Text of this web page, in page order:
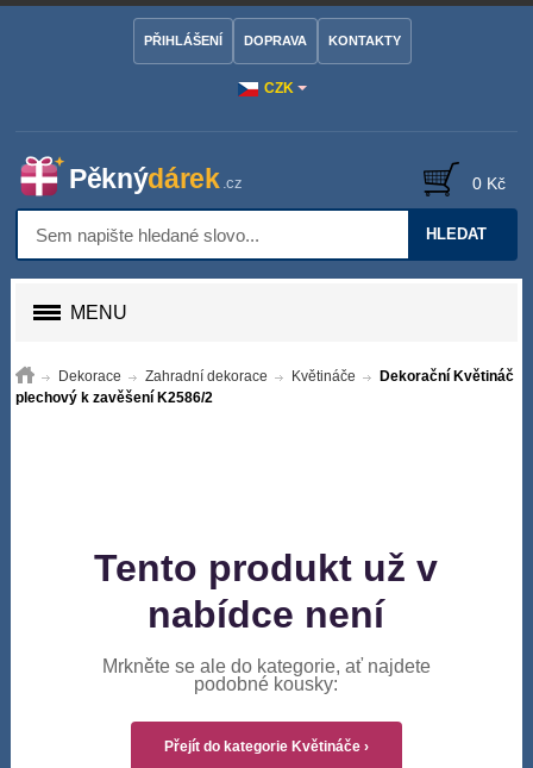
CZK
PŘIHLÁŠENÍ DOPRAVA KONTAKTY
HLEDAT
0 Kč
MENU
Dekorace Zahradní dekorace Květináče
Dekorační Květináč
plechový k zavěšení K2586/2
Tento produkt už v
nabídce není
Mrkněte se ale do kategorie, ať najdete
podobné kousky:
Přejít do kategorie Květináče ›